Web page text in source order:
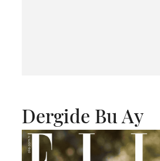
Dergide Bu Ay